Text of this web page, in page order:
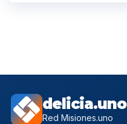
delicia.uno
Red Misiones.uno